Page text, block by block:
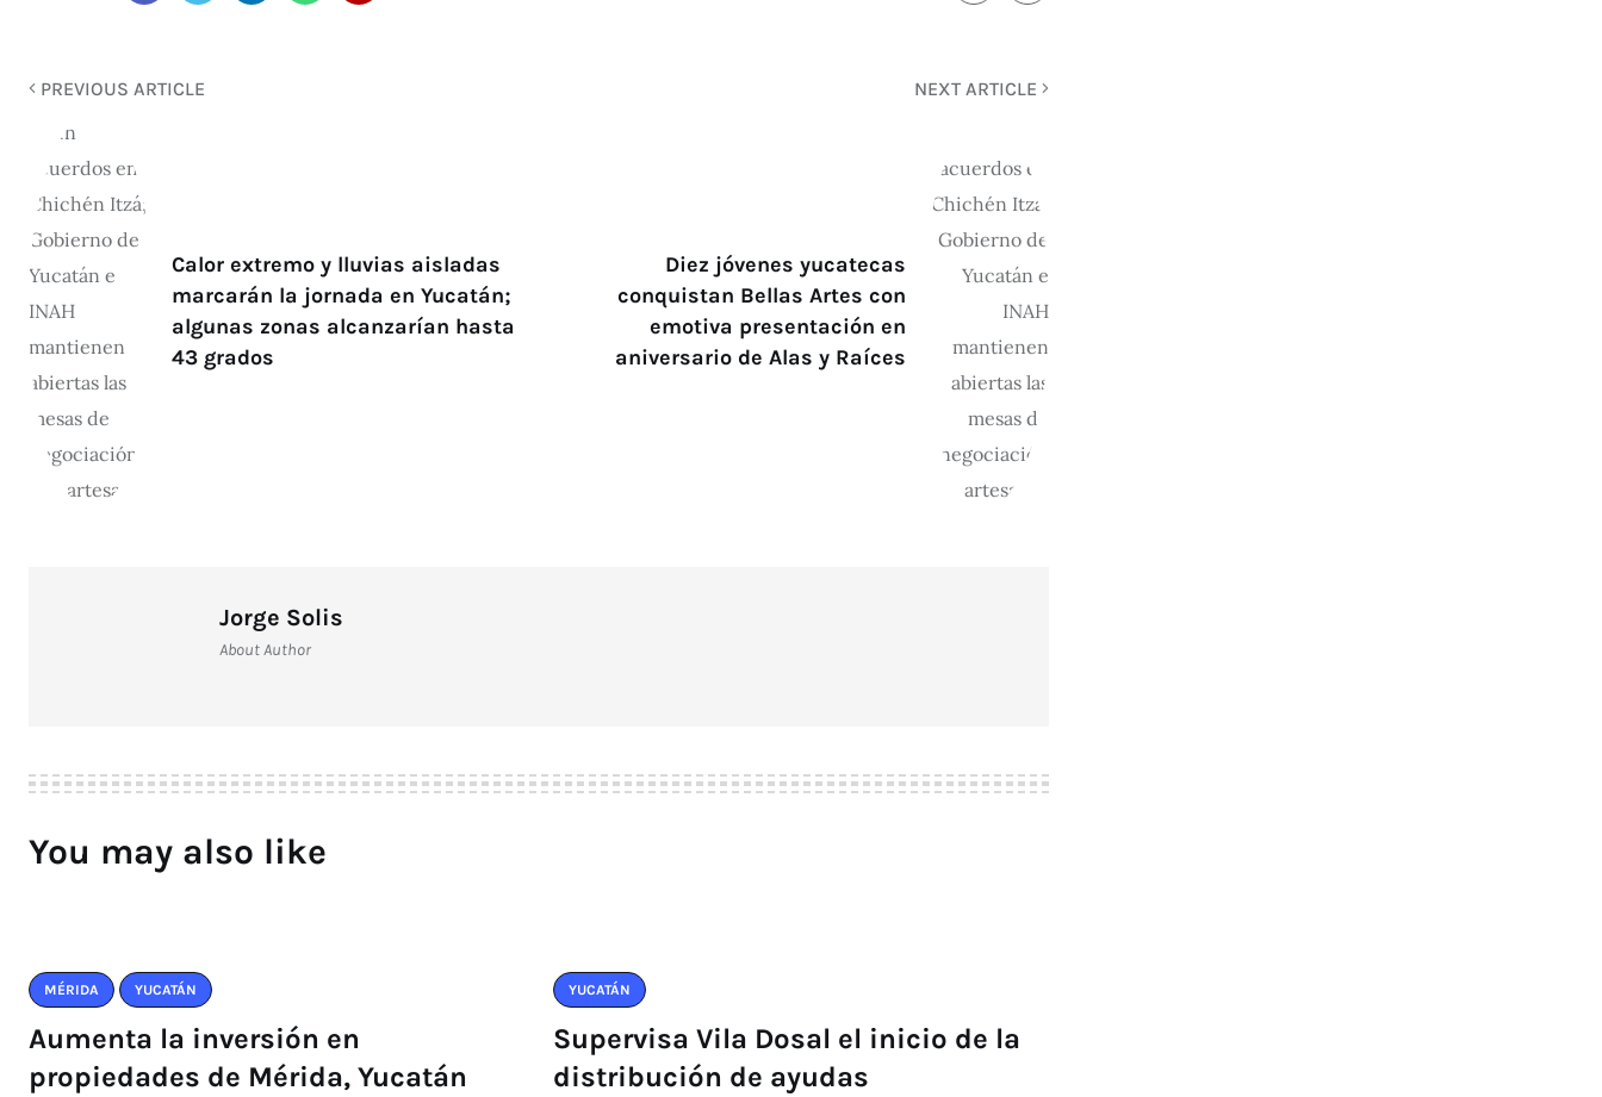
PREVIOUS ARTICLE
Calor extremo y lluvias aisladas
marcarán la jornada en Yucatán;
algunas zonas alcanzarían hasta
43 grados
NEXT ARTICLE
Diez jóvenes yucatecas
conquistan Bellas Artes con
emotiva presentación en
aniversario de Alas y Raíces
Jorge Solis
About Author
You may also like
MÉRIDA YUCATÁN
Aumenta la inversión en
propiedades de Mérida, Yucatán
YUCATÁN
Supervisa Vila Dosal el inicio de la
distribución de ayudas